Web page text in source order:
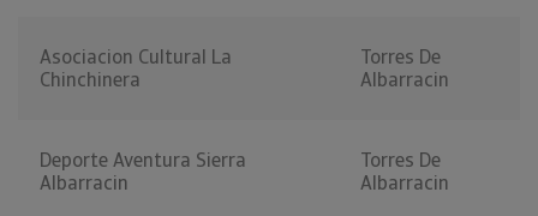
Asociacion Cultural La
Chinchinera
Torres De
Albarracin
Deporte Aventura Sierra
Albarracin
Torres De
Albarracin